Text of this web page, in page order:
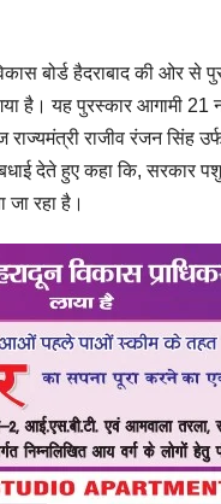
बोर्ड हैदराबाद की ओर से
है। यह पुरस्कार आगामी 21
राजीव रंजन सिंह
देते हुए कहा कि, सरकार
जा रहा है।